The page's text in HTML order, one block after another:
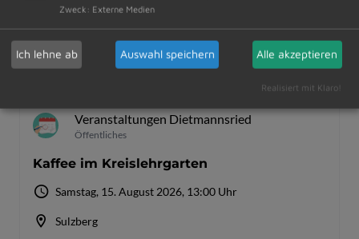
Zweck : Externe Medien
Ich lehne ab Auswahl speichern Alle akzeptieren
Realisiert mit Klaro!